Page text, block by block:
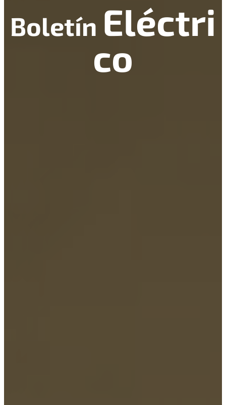
Boletín Eléctri
co